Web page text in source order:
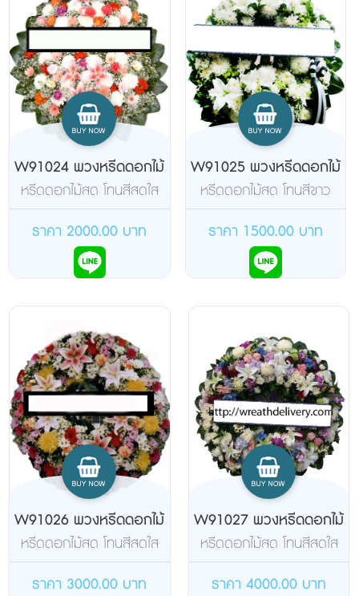
W91024 พวงหรีดดอกไม้
สด
หรีดดอกไม้สด โทนสีสดใส
ราคา 2000.00 บาท
W91025 พวงหรีดดอกไม้
สด
หรีดดอกไม้สด โทนสีขาว
เขียว
ราคา 1500.00 บาท
W91026 พวงหรีดดอกไม้
สด
หรีดดอกไม้สด โทนสีสดใส
ราคา 3000.00 บาท
W91027 พวงหรีดดอกไม้
สด
หรีดดอกไม้สด โทนสีสดใส
ฟ้า ขาว ชมพู แดง
ราคา 4000.00 บาท